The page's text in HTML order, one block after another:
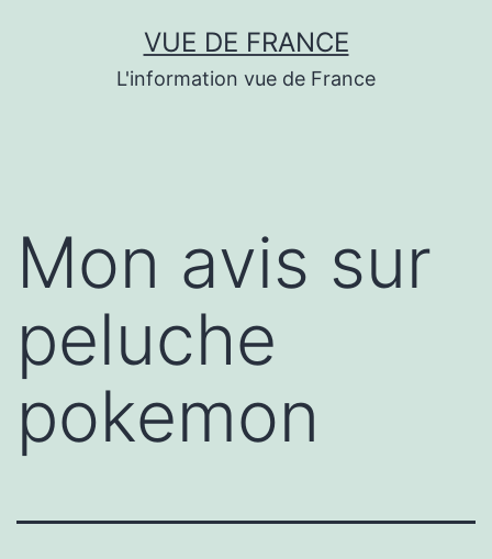
VUE DE FRANCE
L'information vue de France
Mon avis sur
peluche
pokemon